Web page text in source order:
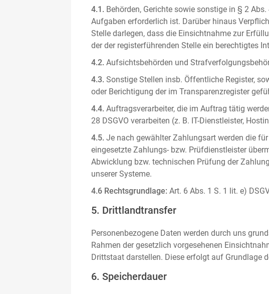
4.1. Behörden, Gerichte sowie sonstige in § 2
Aufgaben erforderlich ist. Darüber hinaus
Stelle darlegen, dass die Einsichtnahme zur
der der registerführenden Stelle ein berechtigtes
4.2. Aufsichtsbehörden und
4.3. Sonstige Stellen insb. Öffentliche Register,
oder Berichtigung der im Transparenzregister
4.4. Auftragsverarbeiter, die im Auftrag tätig
28 DSGVO verarbeiten (z. B. IT-Dienstleister,
4.5. Je nach gewählter Zahlungsart werden die
eingesetzte Zahlungs- bzw. Prüfdienstleister
Abwicklung bzw. technischen Prüfung der
unserer Systeme.
4.6 Rechtsgrundlage: Art. 6 Abs. 1 S. 1 lit. e)
5. Drittlandtransfer
Personenbezogene Daten werden durch uns
Rahmen der gesetzlich vorgesehenen
Drittstaat darstellen. Diese erfolgt auf Grundlage
6. Speicherdauer